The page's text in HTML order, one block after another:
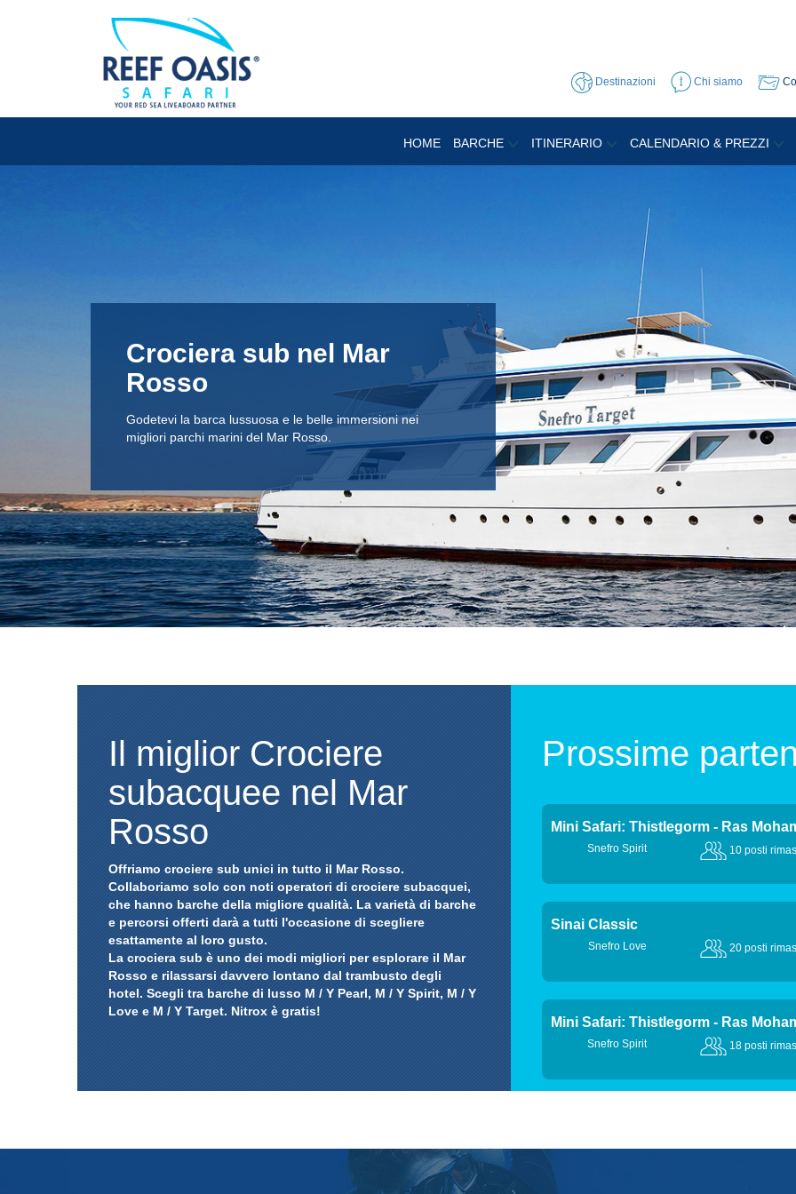
Destinazioni Chi siamo
HOME BARCHE ITINERARIO CALENDARIO & PREZZI
Sul bordo
Decks spaziosi per i subacquei, ampie terrazze e aree
relax, cabine confortevoli e silenziose.
Il miglior Crociere
subacquee nel Mar
Rosso
Offriamo crociere sub unici in tutto il Mar Rosso.
Collaboriamo solo con noti operatori di crociere subacquei,
che hanno barche della migliore qualità. La varietà di barche
e percorsi offerti darà a tutti l'occasione di scegliere
esattamente al loro gusto.
La crociera sub è uno dei modi migliori per esplorare il Mar
Rosso e rilassarsi davvero lontano dal trambusto degli
hotel. Scegli tra barche di lusso M / Y Pearl, M / Y Spirit, M / Y
Love e M / Y Target. Nitrox è gratis!
Prossime
Mini Safari: Thistlegorm - Ras
Snefro Spirit 10 posti
Sinai Classic
Snefro Love 20 posti
Mini Safari: Thistlegorm - Ras
Snefro Spirit 18 posti